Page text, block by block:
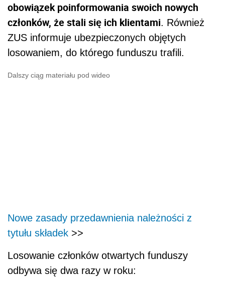
obowiązek poinformowania swoich nowych
członków, że stali się ich klientami. Również
ZUS informuje ubezpieczonych objętych
losowaniem, do którego funduszu trafili.
Dalszy ciąg materiału pod wideo
Nowe zasady przedawnienia należności z
tytułu składek >>
Losowanie członków otwartych funduszy
odbywa się dwa razy w roku: